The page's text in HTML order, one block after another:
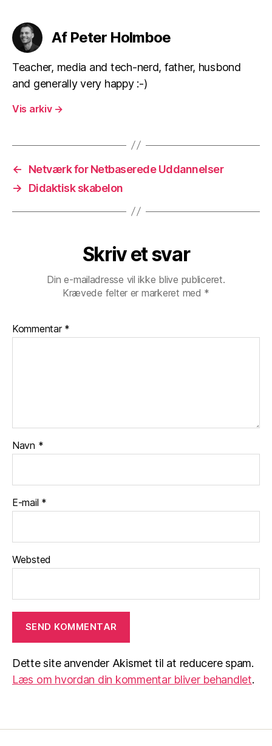
Af Peter Holmboe
Teacher, media and tech-nerd, father, husbond
and generally very happy :-)
Vis arkiv →
←
Netværk for Netbaserede Uddannelser
→
Didaktisk skabelon
Skriv et svar
Din e-mailadresse vil ikke blive publiceret.
Krævede felter er markeret med *
Kommentar *
Navn *
E-mail *
Websted
Dette site anvender Akismet til at reducere spam.
Læs om hvordan din kommentar bliver behandlet.